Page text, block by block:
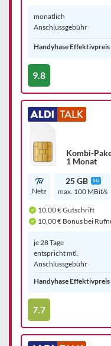
monatlich
Anschluss­gebühr
Handyhase Effektivpreis
9.8
Kombi-
1 Monat
Netz
25 GB 5G
max. 100 MBit/s
10,00 € Gutschrift
10,00 € Bonus bei
je 28 Tage
entspricht mtl.
Anschluss­gebühr
Handyhase Effektivpreis
7.7